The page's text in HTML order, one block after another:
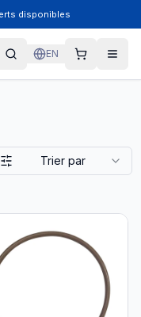
disponibles
EN
Trier par